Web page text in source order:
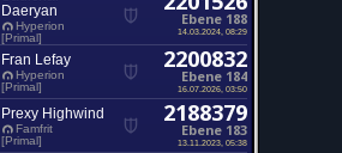
Daeryan
Hyperion
[Primal]
Ebene 188
14.03.2024, 08:29
Fran Lefay
Hyperion
[Primal]
2200832
Ebene 184
16.07.2026, 03:50
Prexy Highwind
Famfrit
[Primal]
2188379
Ebene 183
13.11.2023, 05:38